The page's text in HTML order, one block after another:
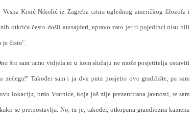
Krnić-Nikolić iz Zagreba citira uglednog američkog filozofa i
otkrića često došli autsajderi, upravo zato jer ti pojedinci nisu bili
je čisto".
što sam tamo vidjela ni u kom slučaju ne može posjetitelja ostaviti
Također sam i ja dva puta posjetio ovo gradilište, pa sam
lokaciju, brdo Vratnice, koja još nije prezentirana javnosti, te sam
se pretpostavlja. No, tu je, također, otkopana grandiozna kamena